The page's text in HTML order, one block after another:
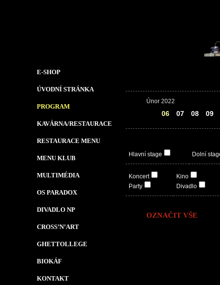
E-SHOP
ÚVODNÍ STRÁNKA
PROGRAM
KAVÁRNA/RESTAURACE
RESTAURACE MENU
MENU KLUB
MULTIMÉDIA
OS PARADOX
DIVADLO NP
CROSS’N’ART
GHETTOLLEGE
BIOKÁF
KONTAKT
Únor 2022
06 07 08 09
Hlavní stage Dolní
Koncert
Party
Kino
Divadlo
OZNAČIT VŠE